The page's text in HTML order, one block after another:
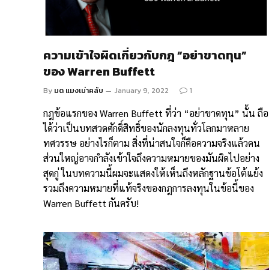
ความเข้าใจผิดเกี่ยวกับกฎ “อย่าขาดทุน”
ของ Warren Buffett
By มด แมงเม่าคลับ January 9, 2022 1
กฎข้อแรกของ Warren Buffett ที่ว่า “อย่าขาดทุน” นั้น ถือ
ได้ว่าเป็นบทสวดศักดิ์สิทธิ์ของนักลงทุนทั่วโลกมาหลาย
ทศวรรษ อย่างไรก็ตาม สิ่งที่น่าสนใจก็คือความจริงแล้วคน
ส่วนใหญ่อาจกำลังเข้าใจถึงความหมายของมันผิดไปอย่าง
สุดกู่ ในบทความนี้ผมจะแสดงให้เห็นถึงหลักฐานข้อโต้แย้ง
รวมถึงความหมายที่แท้จริงของกฎการลงทุนในข้อนี้ของ
Warren Buffett กันครับ!